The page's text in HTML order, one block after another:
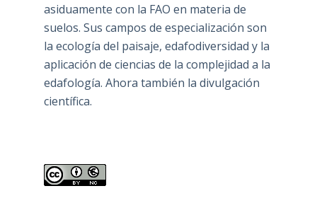
asiduamente con la FAO en materia de
suelos. Sus campos de especialización son
la ecología del paisaje, edafodiversidad y la
aplicación de ciencias de la complejidad a la
edafología. Ahora también la divulgación
científica.